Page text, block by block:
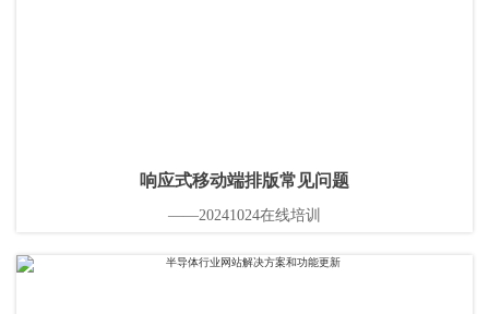
响应式移动端排版常见问题
——20241024在线培训